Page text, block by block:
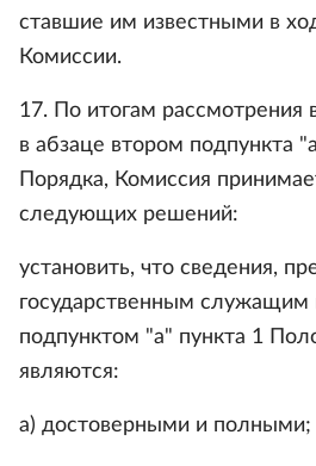
ставшие им известными в
Комиссии.
17. По итогам рассмотрения
в абзаце втором подпункта
Порядка, Комиссия
следующих решений:
установить, что сведения,
государственным служащим
подпунктом "а" пункта 1
являются:
а) достоверными и полными;